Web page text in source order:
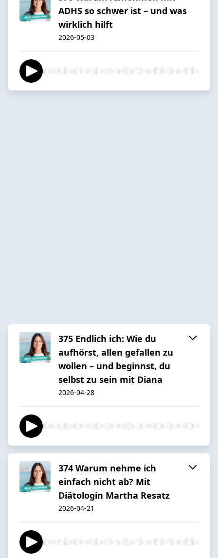
ADHS so schwer ist – und was
wirklich hilft
2026-05-03
375 Endlich ich: Wie du
aufhörst, allen gefallen zu
wollen – und beginnst, du
selbst zu sein mit Diana
2026-04-28
374 Warum nehme ich
einfach nicht ab? Mit
Diätologin Martha Resatz
2026-04-21